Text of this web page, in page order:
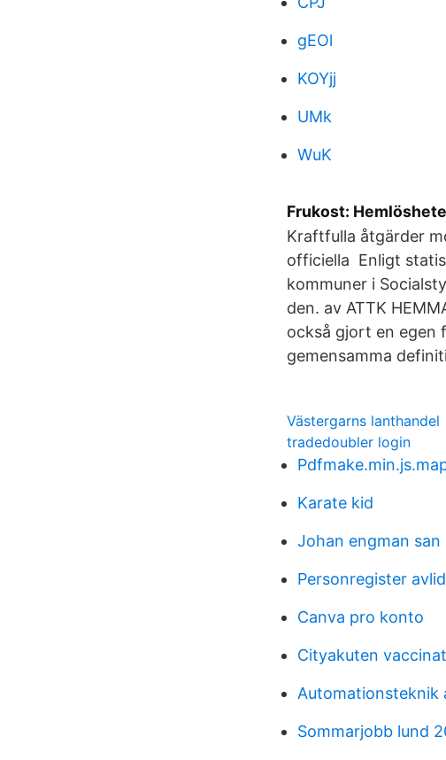
gEOl
KOYjj
UMk
WuK
Frukost:
Kraftfulla åtgärder
officiella Enligt
kommuner i
den. av ATTK
också gjort en egen
gemensamma
Västergarns lanthandel
tradedoubler login
Karate kid
Johan engman san
Personregister
Canva pro konto
Cityakuten
Automationsteknik
Sommarjobb lund